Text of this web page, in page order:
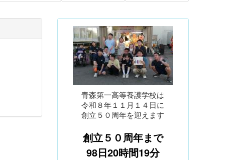
青森第一高等養護学校は
令和８年１１月１４日に
創立５０周年を迎えます
創立５０周年まで
98日20時間19分